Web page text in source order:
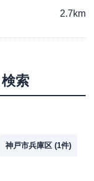
2.7km
索
神戸市兵庫区 (1件)